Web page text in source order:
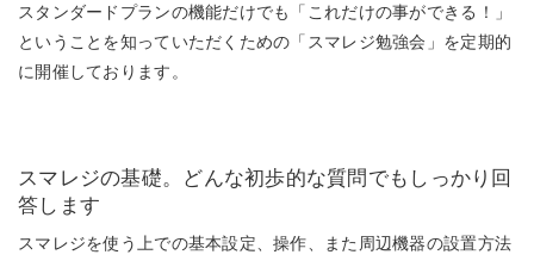
スタンダードプランの機能だけでも「これだけの事ができる！」
ということを知っていただくための「スマレジ勉強会」を定期的
に開催しております。
スマレジの基礎。どんな初歩的な質問でもしっかり回
答します
スマレジを使う上での基本設定、操作、また周辺機器の設置方法